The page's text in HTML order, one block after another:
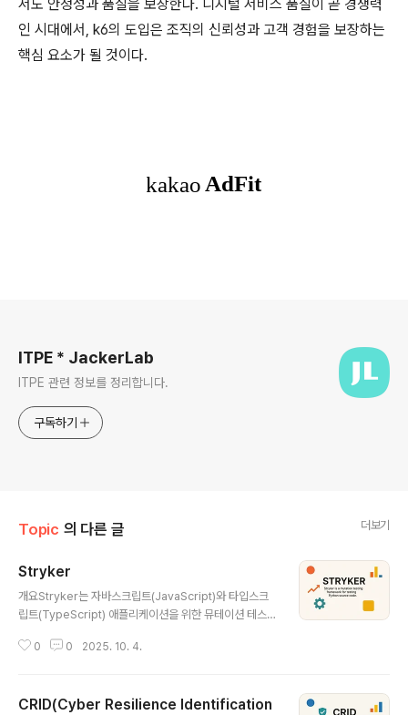
서도 안정성과 품질을 보장한다. 디지털 서비스 품질이 곧 경쟁력
인 시대에서, k6의 도입은 조직의 신뢰성과 고객 경험을 보장하는
핵심 요소가 될 것이다.
ITPE * JackerLab
ITPE 관련 정보를 정리합니다.
구독하기
Topic 의 다른 글 더보기
Stryker
개요Stryker는 자바스크립트(JavaScript)와 타입스크
립트(TypeScript) 애플리케이션을 위한 뮤테이션 테스팅
질적 수준을 정량적으로 평가하기 위한 도구로, 기존 테스
심의 테스트 문화를 정착시킬 수 있다.1. 개념 및 정의 항목
0 0 2025. 10. 4.
CRID(Cyber Resilience Identification